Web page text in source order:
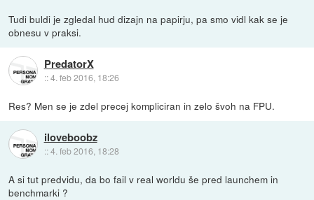
Tudi buldi je zgledal hud dizajn na papirju, pa smo vidl kak se je
obnesu v praksi.
PredatorX
::4. feb 2016, 18:26
Res? Men se je zdel precej kompliciran in zelo švoh na FPU.
iloveboobz
::4. feb 2016, 18:28
A si tut predvidu, da bo fail v real worldu še pred launchem in
benchmarki ?